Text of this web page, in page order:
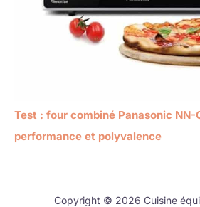
Test : four combiné Panasonic NN-
performance et polyvalence
Copyright © 2026 Cuisine